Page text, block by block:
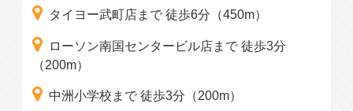
タイヨー武町店まで 徒歩6分（450m）
ローソン南国センタービル店まで 徒歩3分
（200m）
中洲小学校まで 徒歩3分（200m）